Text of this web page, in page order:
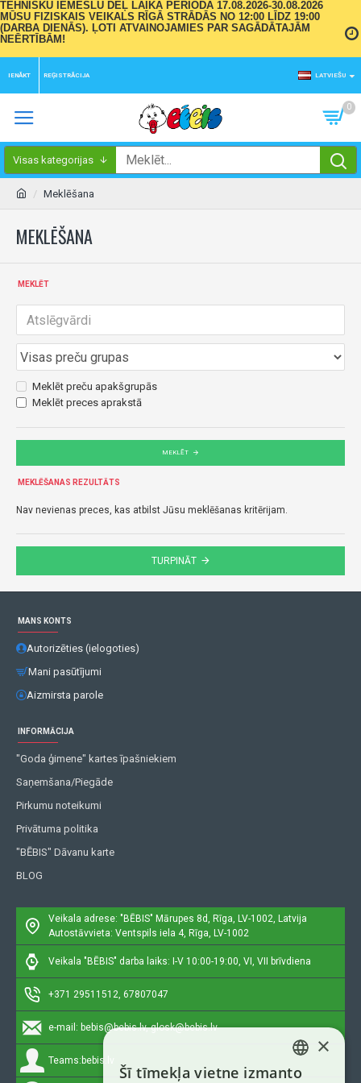
TEHNISKU IEMESLU DĒĻ LAIKA PERIODĀ 17.08.2026-30.08.2026
MŪSU FIZISKAIS VEIKALS RĪGĀ STRĀDĀS NO 12:00 LĪDZ 19:00
(DARBA DIENĀS). ĻOTI ATVAINOJAMIES PAR SAGĀDĀTAJĀM
NEĒRTĪBĀM!
IENĀKT REĢISTRĀCIJA LATVIEŠU
0
Visas kategorijas
Meklēšana
MEKLĒŠANA
MEKLĒT
Meklēt preču apakšgrupās
Meklēt preces aprakstā
MEKLĒT
MEKLĒŠANAS REZULTĀTS
Nav nevienas preces, kas atbilst Jūsu meklēšanas kritērijam.
TURPINĀT
MANS KONTS
Autorizēties (ielogoties)
Mani pasūtījumi
Aizmirsta parole
INFORMĀCIJA
"Goda ģimene" kartes īpašniekiem
Saņemšana/Piegāde
Pirkumu noteikumi
Privātuma politika
"BĒBIS" Dāvanu karte
BLOG
Veikala adrese: "BĒBIS" Mārupes 8d, Rīga, LV-1002, Latvija
Autostāvvieta: Ventspils iela 4, Rīga, LV-1002
Veikala "BĒBIS" darba laiks: I-V 10:00-19:00, VI, VII brīvdiena
+371 29511512, 67807047
e-mail: bebis@bebis.lv, glosk@bebis.lv
Teams: bebis.lv
LATVIAN
×
Šī tīmekļa vietne izmanto